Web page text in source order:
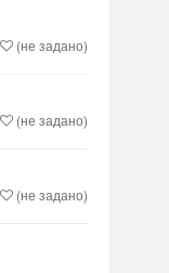
(не задано)
(не задано)
(не задано)